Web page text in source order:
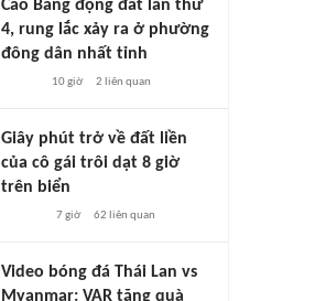
Cao Bằng động đất lần thứ
4, rung lắc xảy ra ở phường
đông dân nhất tỉnh
10 giờ 2 liên quan
Giây phút trở về đất liền
của cô gái trôi dạt 8 giờ
trên biển
7 giờ 62 liên quan
Video bóng đá Thái Lan vs
Myanmar: VAR tặng quà